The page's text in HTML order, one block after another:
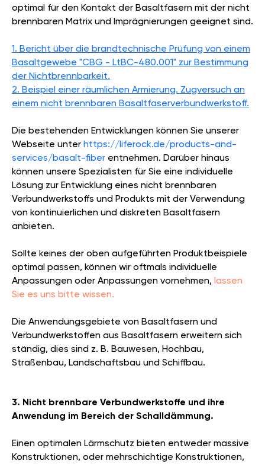
optimal für den Kontakt der Basaltfasern mit der nicht
brennbaren Matrix und Imprägnierungen geeignet sind.
1. Bericht über die brandtechnische Prüfung von einem
Basaltgewebe "CBG - LtBC-480.001" zur Bestimmung
der Nichtbrennbarkeit.
2. Beispiel einer räumlichen Armierung. Zugversuch an
einem nicht brennbaren Basaltfaserverbundwerkstoff.
Die bestehenden Entwicklungen können Sie unserer
Webseite unter https://liferock.de/products-and-
services/basalt-fiber entnehmen. Darüber hinaus
können unsere Spezialisten für Sie eine individuelle
Lösung zur Entwicklung eines nicht brennbaren
Verbundwerkstoffs und Produkts mit der Verwendung
von kontinuierlichen und diskreten Basaltfasern
anbieten.
Sollte keines der oben aufgeführten Produktbeispiele
optimal passen, können wir oftmals individuelle
Anpassungen oder Anpassungen vornehmen, lassen
Sie es uns bitte wissen.
Die Anwendungsgebiete von Basaltfasern und
Verbundwerkstoffen aus Basaltfasern erweitern sich
ständig, dies sind z. B. Bauwesen, Hochbau,
Straßenbau, Landschaftsbau und Schiffbau.
3. Nicht brennbare Verbundwerkstoffe und ihre
Anwendung im Bereich der Schalldämmung.
Einen optimalen Lärmschutz bieten entweder massive
Konstruktionen, oder mehrschichtige Konstruktionen,